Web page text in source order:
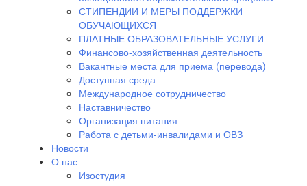
СТИПЕНДИИ И МЕРЫ ПОДДЕРЖКИ
ОБУЧАЮЩИХСЯ
ПЛАТНЫЕ ОБРАЗОВАТЕЛЬНЫЕ УСЛУГИ
Финансово-хозяйственная деятельность
Вакантные места для приема (перевода)
Доступная среда
Международное сотрудничество
Наставничество
Организация питания
Работа с детьми-инвалидами и ОВЗ
Новости
О нас
Изостудия